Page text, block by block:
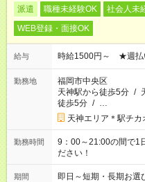
派遣 職種未経験OK 社会人未
WEB登録・面接OK
給与 時給1500円～ ★週払
勤務地
福岡市中央区
天神駅から徒歩5分 /
徒歩5分 / …
天神エリア＊駅チカ
勤務時間
9：00～21:00の間で1
ださい！
期間 即日～短期・長期お選